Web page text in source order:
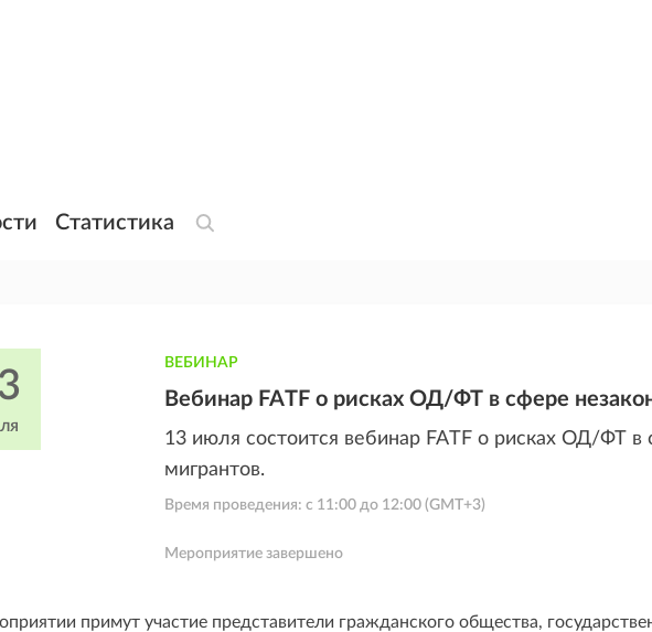
Статистика
ВЕБИНАР
Вебинар FATF о рисках ОД/ФТ в сфере
13 июля состоится вебинар FATF о рисках ОД/ФТ в
мигрантов.
Время проведения: с 11:00 до 12:00 (GMT+3)
Мероприятие завершено
примут участие представители гражданского общества,